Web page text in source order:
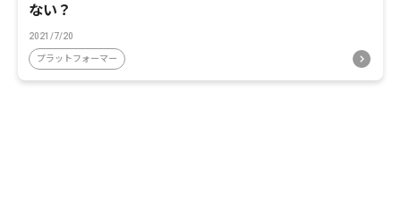
ない？
2021/7/20
プラットフォーマー